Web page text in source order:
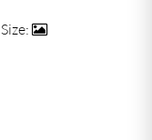
. Size: